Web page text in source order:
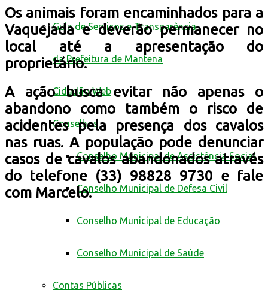
Guia de Serviços e Transparência
da Prefeitura de Mantena
Cidadão Web
Conselhos
Conselho Municipal de Assistência Social
Conselho Municipal de Defesa Civil
Conselho Municipal de Educação
Conselho Municipal de Saúde
Contas Públicas
Os animais foram encaminhados para a
Vaquejada e deverão permanecer no
local até a apresentação do
proprietário.
A ação busca evitar não apenas o
abandono como também o risco de
acidentes pela presença dos cavalos
nas ruas. A população pode denunciar
casos de cavalos abandonados através
do telefone (33) 98828 9730 e fale
com Marcelo.